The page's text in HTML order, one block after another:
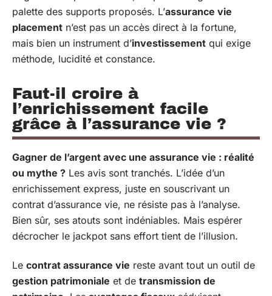
palette des supports proposés. L’assurance vie
placement n’est pas un accès direct à la fortune,
mais bien un instrument d’investissement qui exige
méthode, lucidité et constance.
Faut-il croire à
l’enrichissement facile
grâce à l’assurance vie ?
Gagner de l’argent avec une assurance vie : réalité
ou mythe ? Les avis sont tranchés. L’idée d’un
enrichissement express, juste en souscrivant un
contrat d’assurance vie, ne résiste pas à l’analyse.
Bien sûr, ses atouts sont indéniables. Mais espérer
décrocher le jackpot sans effort tient de l’illusion.
Le contrat assurance vie reste avant tout un outil de
gestion patrimoniale et de transmission de